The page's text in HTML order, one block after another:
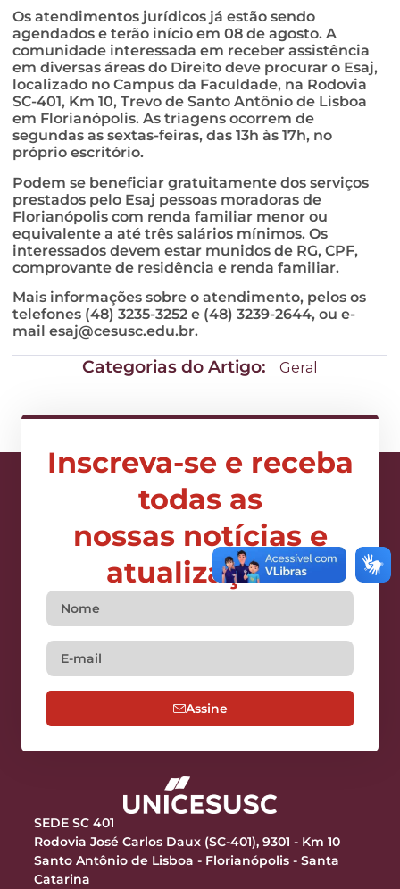
Os atendimentos jurídicos já estão sendo
agendados e terão início em 08 de agosto. A
comunidade interessada em receber assistência
em diversas áreas do Direito deve procurar o Esaj,
localizado no Campus da Faculdade, na Rodovia
SC-401, Km 10, Trevo de Santo Antônio de Lisboa
em Florianópolis. As triagens ocorrem de
segundas as sextas-feiras, das 13h às 17h, no
próprio escritório.
Podem se beneficiar gratuitamente dos serviços
prestados pelo Esaj pessoas moradoras de
Florianópolis com renda familiar menor ou
equivalente a até três salários mínimos. Os
interessados devem estar munidos de RG, CPF,
comprovante de residência e renda familiar.
Mais informações sobre o atendimento, pelos os
telefones (48) 3235-3252 e (48) 3239-2644, ou e-
mail esaj@cesusc.edu.br.
Categorias do Artigo: Geral
Inscreva-se e receba
todas as
nossas notícias e
atualizações
Assine
SEDE SC 401
Rodovia José Carlos Daux (SC-401), 9301 - Km 10
Santo Antônio de Lisboa - Florianópolis - Santa
Catarina